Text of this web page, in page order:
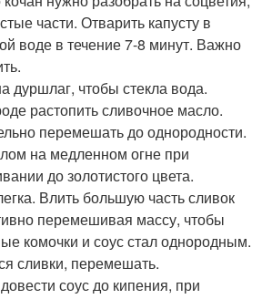
части. Отварить капусту в
воде в течение 7-8 минут. Важно
дуршлаг, чтобы стекла вода.
растопить сливочное масло.
перемешать до однородности.
на медленном огне при
до золотистого цвета.
Влить большую часть сливок
перемешивая массу, чтобы
комочки и соус стал однородным.
сливки, перемешать.
соус до кипения, при